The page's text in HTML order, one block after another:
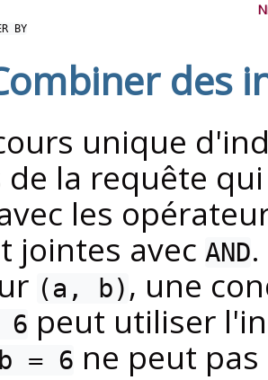
BY
des
unique
de la requête
les
jointes avec AND
(a, b) , une
6 peut utiliser
= 6 ne peut